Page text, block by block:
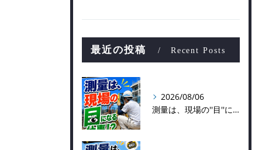
最近の投稿 Recent Posts
2026/08/06
測量は、現場の''目''になる仕事！？